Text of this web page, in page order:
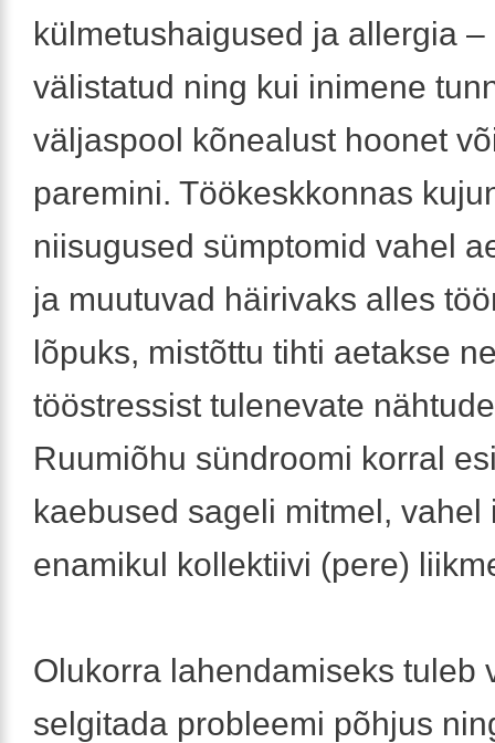
külmetushaigused ja allergia –
välistatud ning kui inimene
väljaspool kõnealust hoonet
paremini. Töökeskkonnas
niisugused sümptomid vahel
ja muutuvad häirivaks alles
lõpuks, mistõttu tihti aetakse
tööstressist tulenevate
Ruumiõhu sündroomi korral
kaebused sageli mitmel, vahel
enamikul kollektiivi (pere)
Olukorra lahendamiseks tuleb
selgitada probleemi põhjus